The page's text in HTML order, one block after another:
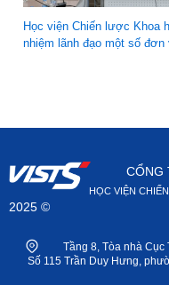
Học viện Chiến lược Khoa
nhiệm lãnh đạo một số
2025 ©
CỔNG
HỌC VIỆN
Tầng 8, Tòa nhà Cục
Số 115 Trần Duy Hưng,